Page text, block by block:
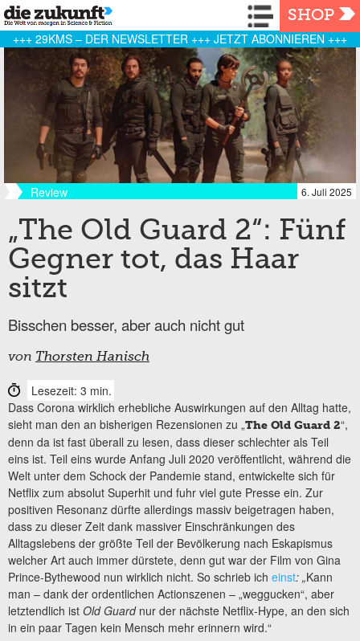
Navigation
SHOP
+++ 29KMS – DER NEWSLETTER +++ JETZT ABONNIEREN +++
Review 6. Juli 2025
„The Old Guard 2“: Fünf
Gegner tot, das Haar
sitzt
Bisschen besser, aber auch nicht gut
von Thorsten Hanisch
Lesezeit: 3 min.
Dass Corona wirklich erhebliche Auswirkungen auf den Alltag hatte,
sieht man den an bisherigen Rezensionen zu „The Old Guard 2“,
denn da ist fast überall zu lesen, dass dieser schlechter als Teil
eins ist. Teil eins wurde Anfang Juli 2020 veröffentlicht, während die
Welt unter dem Schock der Pandemie stand, entwickelte sich für
Netflix zum absolut Superhit und fuhr viel gute Presse ein. Zur
positiven Resonanz dürfte allerdings massiv beigetragen haben,
dass zu dieser Zeit dank massiver Einschränkungen des
Alltagslebens der größte Teil der Bevölkerung nach Eskapismus
welcher Art auch immer dürstete, denn gut war der Film von Gina
Prince-Bythewood nun wirklich nicht. So schrieb ich einst: „Kann
man – dank der ordentlichen Actionszenen – „weggucken“, aber
letztendlich ist Old Guardnur der nächste Netflix-Hype, an den sich
in ein paar Tagen kein Mensch mehr erinnern wird.“